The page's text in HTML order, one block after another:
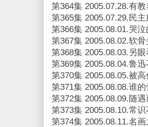
第364集 2005.07.28.有
第365集 2005.07.29.民
第366集 2005.08.01.哭
第367集 2005.08.02.软
第368集 2005.08.03.另
第369集 2005.08.04.鲁
第370集 2005.08.05.被
第371集 2005.08.08.谁
第372集 2005.08.09.随遇
第373集 2005.08.10.常
第374集 2005.08.11.名